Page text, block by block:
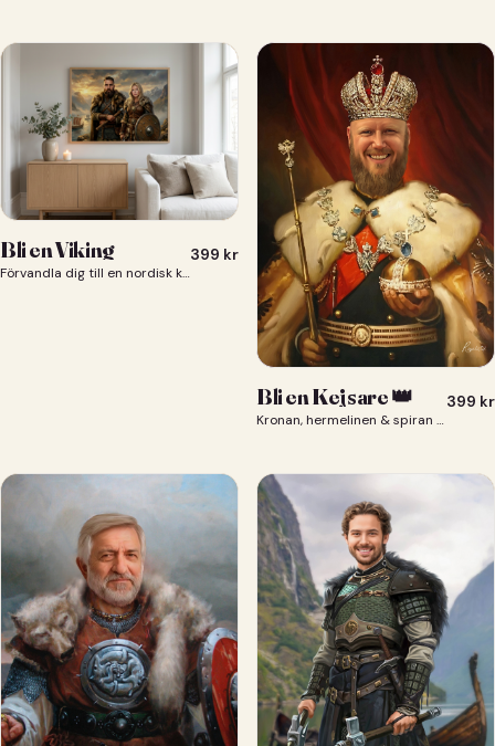
Bli en Viking
Förvandla dig till en nordisk krigare i ett episkt vikingaporträtt.
399 kr
Bli en Kejsare 👑
Kronan, hermelinen & spiran — du som kejsare 👑
399 kr